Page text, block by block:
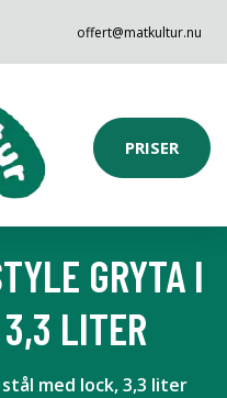
offert@matkultur.nu
PRISER
GRYTA I
LITER
med lock, 3,3 liter